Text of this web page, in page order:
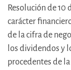
Resolución de 10
carácter
de la cifra de
los dividendos y
procedentes de